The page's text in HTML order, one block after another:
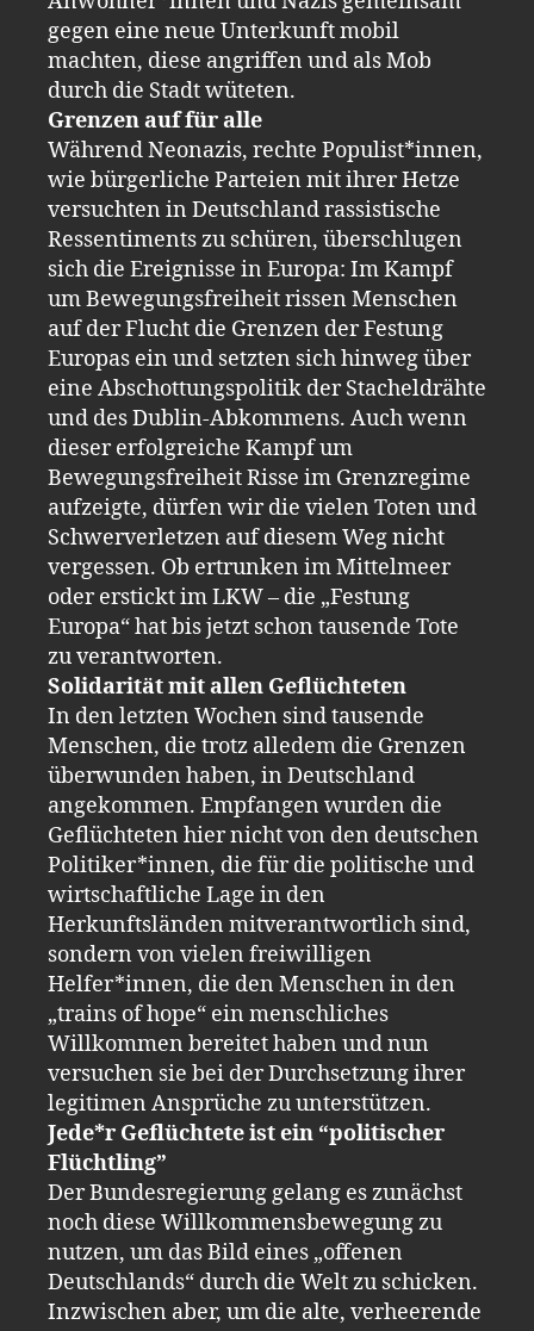
gegen eine neue Unterkunft mobil
machten, diese angriffen und als Mob
durch die Stadt wüteten.
Grenzen auf für alle
Während Neonazis, rechte Populist*innen,
wie bürgerliche Parteien mit ihrer Hetze
versuchten in Deutschland rassistische
Ressentiments zu schüren, überschlugen
sich die Ereignisse in Europa: Im Kampf
um Bewegungsfreiheit rissen Menschen
auf der Flucht die Grenzen der Festung
Europas ein und setzten sich hinweg über
eine Abschottungspolitik der Stacheldrähte
und des Dublin-Abkommens. Auch wenn
dieser erfolgreiche Kampf um
Bewegungsfreiheit Risse im Grenzregime
aufzeigte, dürfen wir die vielen Toten und
Schwerverletzen auf diesem Weg nicht
vergessen. Ob ertrunken im Mittelmeer
oder erstickt im LKW – die „Festung
Europa“ hat bis jetzt schon tausende Tote
zu verantworten.
Solidarität mit allen Geflüchteten
In den letzten Wochen sind tausende
Menschen, die trotz alledem die Grenzen
überwunden haben, in Deutschland
angekommen. Empfangen wurden die
Geflüchteten hier nicht von den deutschen
Politiker*innen, die für die politische und
wirtschaftliche Lage in den
Herkunftsländen mitverantwortlich sind,
sondern von vielen freiwilligen
Helfer*innen, die den Menschen in den
„trains of hope“ ein menschliches
Willkommen bereitet haben und nun
versuchen sie bei der Durchsetzung ihrer
legitimen Ansprüche zu unterstützen.
Jede*r Geflüchtete ist ein “politischer
Flüchtling”
Der Bundesregierung gelang es zunächst
noch diese Willkommensbewegung zu
nutzen, um das Bild eines „offenen
Deutschlands“ durch die Welt zu schicken.
Inzwischen aber, um die alte, verheerende